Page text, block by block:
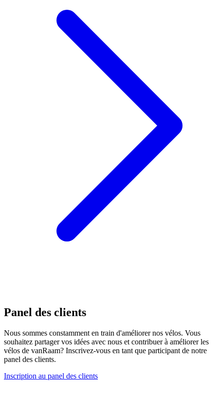
Panel des clients
Nous sommes constamment en train d'améliorer nos vélos. Vous
souhaitez partager vos idées avec nous et contribuer à améliorer les
vélos de vanRaam? Inscrivez-vous en tant que participant de notre
panel des clients.
Inscription au panel des clients